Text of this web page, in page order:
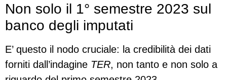
Non solo il 1° semestre 2023 sul
banco degli imputati
E’ questo il nodo cruciale: la credibilità dei dati
forniti dall’indagine TER, non tanto e non solo a